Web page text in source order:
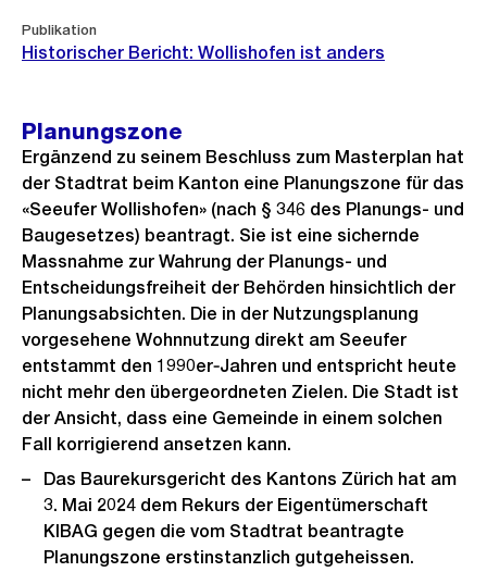
Publikation
Historischer Bericht: Wollishofen ist anders
Planungszone
Ergänzend zu seinem Beschluss zum Masterplan hat
der Stadtrat beim Kanton eine Planungszone für das
«Seeufer Wollishofen» (nach § 346 des Planungs- und
Baugesetzes) beantragt. Sie ist eine sichernde
Massnahme zur Wahrung der Planungs- und
Entscheidungsfreiheit der Behörden hinsichtlich der
Planungsabsichten. Die in der Nutzungsplanung
vorgesehene Wohnnutzung direkt am Seeufer
entstammt den 1990er‑Jahren und entspricht heute
nicht mehr den übergeordneten Zielen. Die Stadt ist
der Ansicht, dass eine Gemeinde in einem solchen
Fall korrigierend ansetzen kann.
Das Baurekursgericht des Kantons Zürich hat am
3. Mai 2024 dem Rekurs der Eigentümerschaft
KIBAG gegen die vom Stadtrat beantragte
Planungszone erstinstanzlich gutgeheissen.